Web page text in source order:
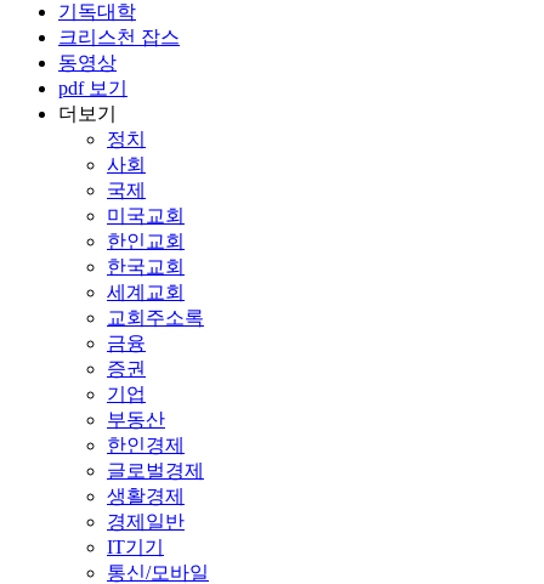
기독대학
크리스천 잡스
동영상
pdf 보기
더보기
정치
사회
국제
미국교회
한인교회
한국교회
세계교회
교회주소록
금융
증권
기업
부동산
한인경제
글로벌경제
생활경제
경제일반
IT기기
통신/모바일